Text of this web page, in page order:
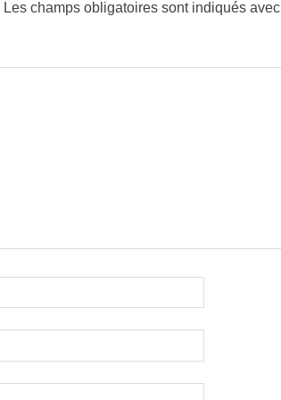
Les champs obligatoires sont indiqués avec